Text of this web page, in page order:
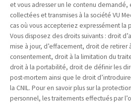
et vous adresser un le contenu
collectées et transmises à la société VU
cas où vous accepteriez expressément la
Vous disposez des droits suivants : droit
mise à jour, d’effacement, droit de retirer
consentement, droit à la limitation du
droit à la portabilité, droit de définir les
post-mortem ainsi que le droit
la CNIL. Pour en savoir plus sur la
personnel, les traitements effectués par